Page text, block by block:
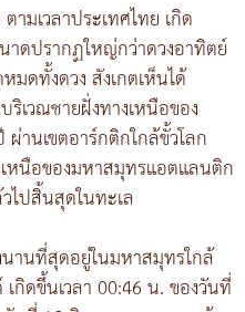
มเวลาประเทศไทย เกิด
าดปรากฏใหญ่กว่าดวงอาทิตย์
ดทั้งดวง สังเกตเห็นได้
เวณชายฝั่งทางเหนือของ
านเขตอาร์กติกใกล้ขั้วโลก
นือของมหาสมุทรแอตแลนติก
ไปสิ้นสุดในทะเล
านที่สุดอยู่ในมหาสมุทรใกล้
กิดขึ้นเวลา 00:46 น. ของวันที่